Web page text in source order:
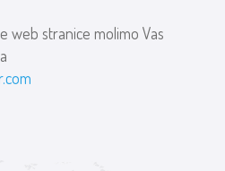
web stranice molimo Vas